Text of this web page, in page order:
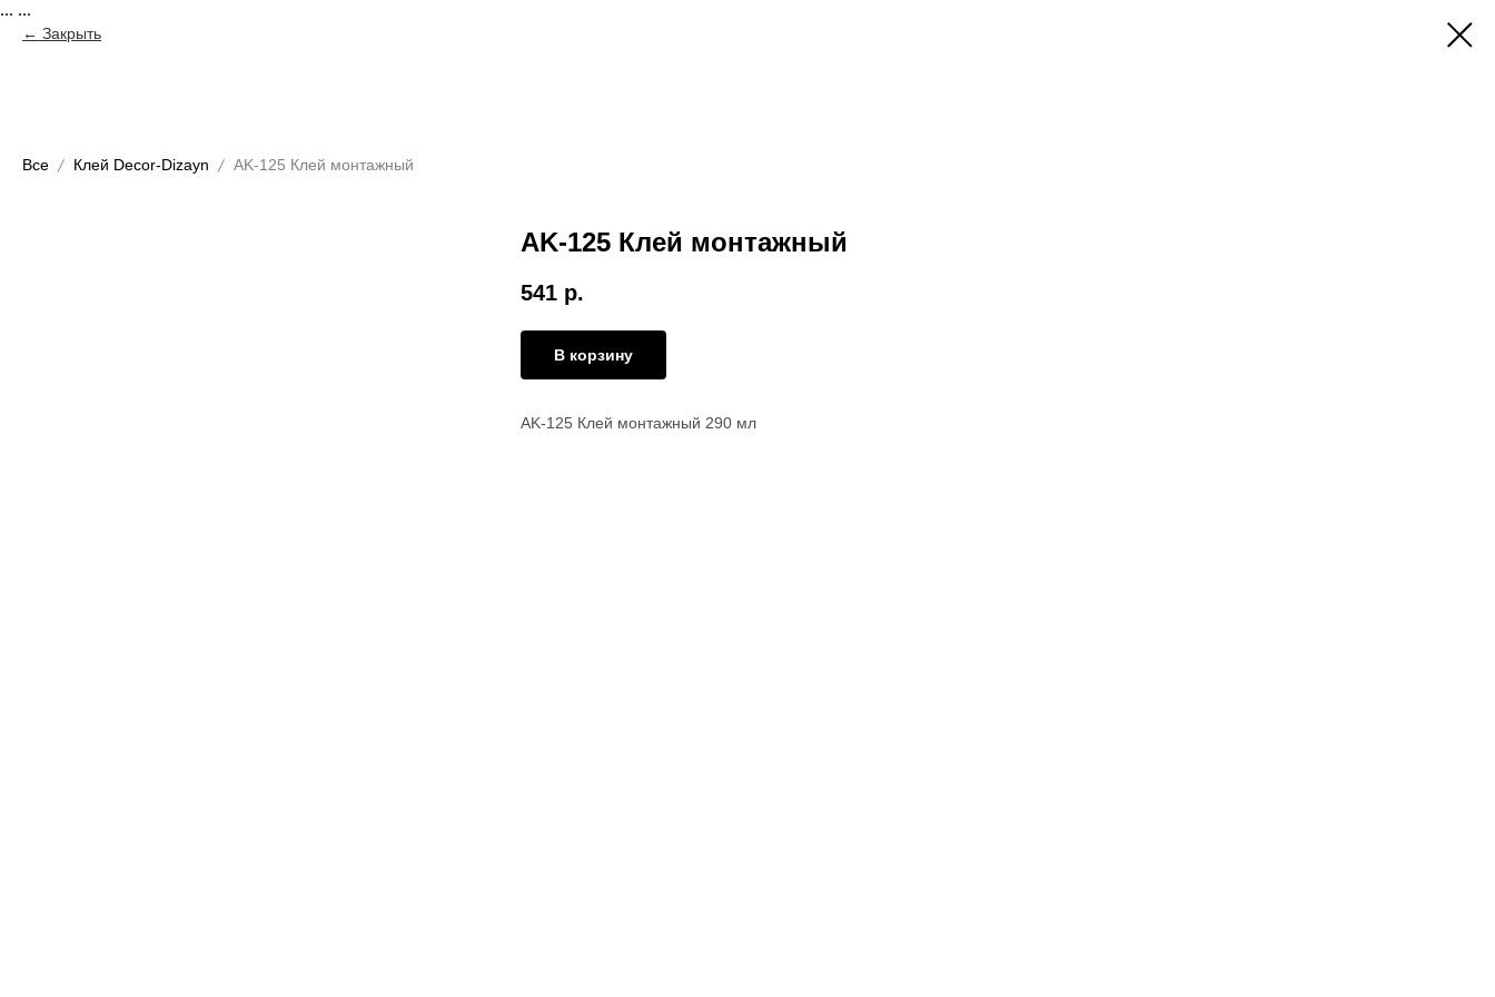
... ...
Закрыть
Все Клей Decor-Dizayn AK-125 Клей монтажный
AK-125 Клей монтажный
541 р.
В корзину
AK-125 Клей монтажный 290 мл